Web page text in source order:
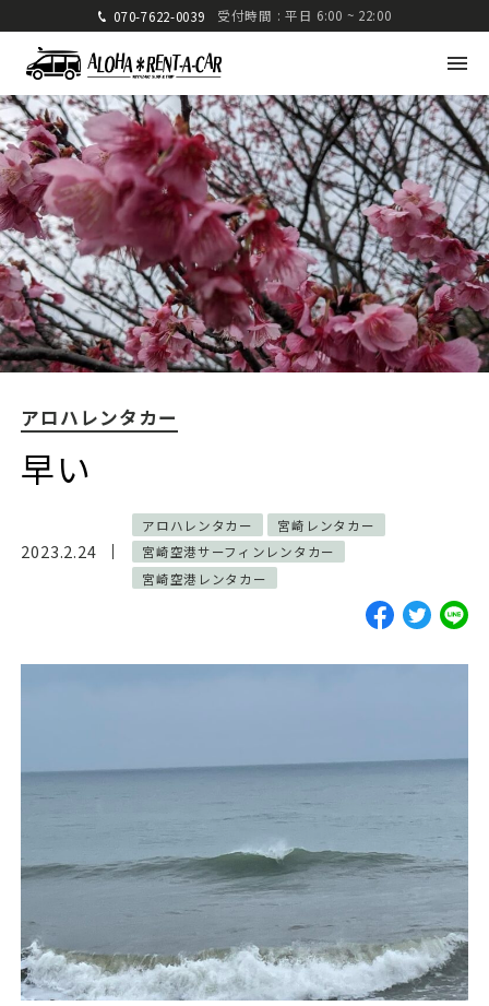
070-7622-0039 受付時間 : 平日 6:00 ~ 22:00
アロハレンタカー
早い
2023.2.24
アロハレンタカー
宮崎レンタカー
宮崎空港サーフィンレンタカー
宮崎空港レンタカー
アロハレンタカー
〒880-0824 宮崎県宮崎市大島町高崎416-1
九州運輸局宮崎運輸支局 認可 第285号
TEL: 070-7622-0039
FAX: 0985-25-2832
車種・料金
お電話で問い合わせ
INFORMATION
ブログ プライバシーポリシー